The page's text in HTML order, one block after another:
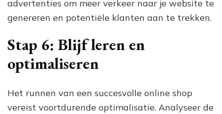
advertenties om meer verkeer naar je website te
genereren en potentiële klanten aan te trekken.
Stap 6: Blijf leren en
optimaliseren
Het runnen van een succesvolle online shop
vereist voortdurende optimalisatie. Analyseer de